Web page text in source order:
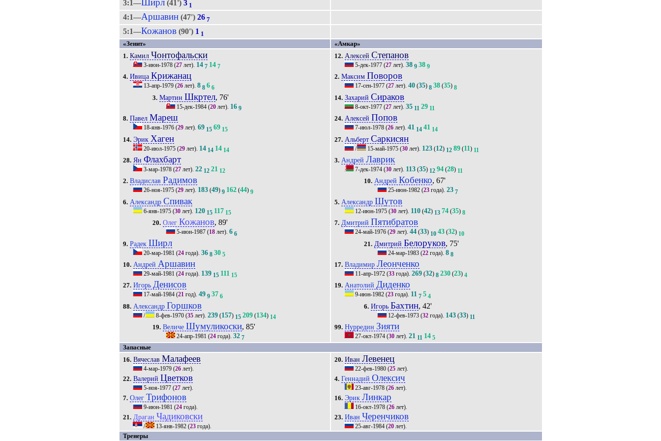
3:1—Ширл (41')3 1
4:1—Аршавин (47')26 7
5:1—Кожанов (90') 1 1
«Зенит»
«Амкар»
1. Камил Чонтофальски
3-июн-1978 (27 лет). 14 7 14 7
4. ИвицаКрижанац
13-апр-1979 (26 лет).8 8 6 6
3. Мартин Шкртел, 76'
15-дек-1984(20лет). 16 9
8. Павел Мареш
18-янв-1976 (29 лет).69 15 69 15
14. Эрик Хаген
20-июл-1975 (29 лет). 14 14 14 14
28. ЯнФлахбарт
3-мар-1978 (27 лет).22 12 21 12
2. ВладиславРадимов
26-ноя-1975 (29 лет). 183 (49) 9 162 (44) 9
6. АлександрСпивак
6-янв-1975 (30 лет). 120 15 117 15
20. Олег Кожанов, 89'
5-июн-1987(18лет). 6 6
9. Радек Ширл
20-мар-1981 (24 года).36 8 30 5
10. Андрей Аршавин
29-май-1981 (24 года). 139 15 111 15
27. ИгорьДенисов
17-май-1984 (21 год).49 9 37 6
88. Александр Горшков
/ 8-фев-1970 (35 лет).239 (157) 15 209 (134) 14
19. Величе Шумуликоски, 85'
24-апр-1981 (24года). 32 7
12. АлексейСтепанов
5-дек-1977 (27 лет).38 9 38 9
2. МаксимПоворов
17-сен-1977 (27 лет).40 (35) 8 38 (35) 8
14. ЗахарийСираков
8-окт-1977 (27 лет).35 11 29 11
24. Алексей Попов
7-июл-1978 (26 лет).41 14 41 14
27. АльбертСаркисян
/ 15-май-1975 (30 лет). 123 (12) 12 89 (11) 11
3. АндрейЛаврик
7-дек-1974 (30 лет). 113 (35) 12 94 (28) 11
10. АндрейКобенко, 67'
25-июн-1982(23года). 23 7
5. Александр Шутов
12-июн-1975 (30 лет). 110 (42) 13 74 (35) 8
7. Дмитрий Пятибратов
24-май-1976 (29 лет).44 (33) 10 43 (32) 10
21. Дмитрий Белоруков, 75'
24-мар-1983(22года). 8 8
17. ВладимирЛеонченко
11-апр-1972 (33 года).269 (32) 8 230 (23) 4
19. АнатолийДиденко
9-июн-1982 (23 года). 11 7 5 4
6. Игорь Бахтин, 42'
12-фев-1973(32года). 143(33) 11
99. Нурредин Зияти
27-окт-1974 (30 лет).21 11 14 5
Запасные
16. Вячеслав Малафеев
4-мар-1979 (26 лет).
22. Валерий Цветков
5-ноя-1977 (27 лет).
7. ОлегТрифонов
9-июн-1981 (24 года).
21. Драган Чадиковски
/ 13-янв-1982 (23 года).
20. ИванЛевенец
22-фев-1980 (25 лет).
4. ГеннадийОлексич
23-авг-1978 (26 лет).
16. ЭрикЛинкар
16-окт-1978 (26 лет).
23. Иван Черенчиков
25-авг-1984 (20 лет).
Тренеры